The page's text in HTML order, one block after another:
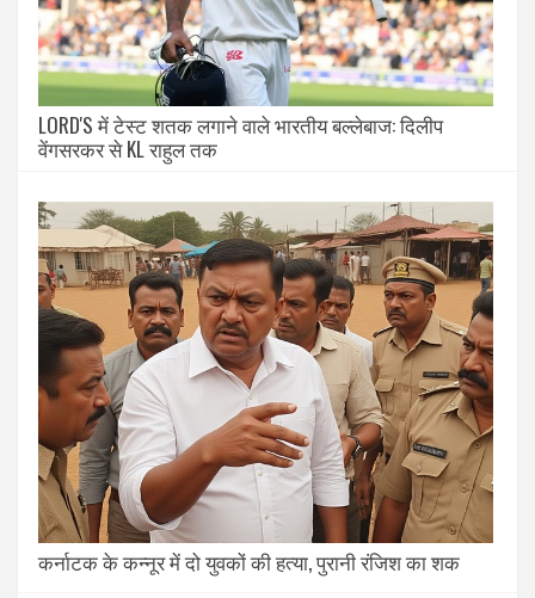
LORD'S में टेस्ट शतक लगाने वाले भारतीय बल्लेबाज: दिलीप
वेंगसरकर से KL राहुल तक
कर्नाटक के कन्नूर में दो युवकों की हत्या, पुरानी रंजिश का शक